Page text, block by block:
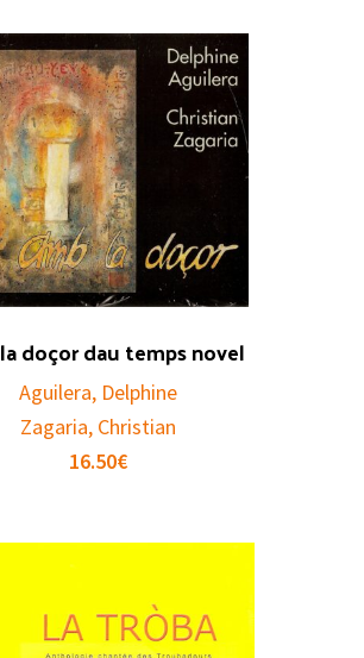
doçor dau temps novel
Aguilera, Delphine
Zagaria, Christian
16.50€